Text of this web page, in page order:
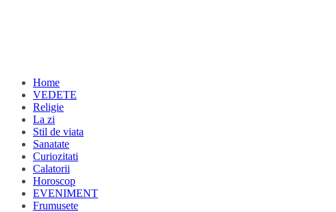
Home
VEDETE
Religie
La zi
Stil de viata
Sanatate
Curiozitati
Calatorii
Horoscop
EVENIMENT
Frumusete